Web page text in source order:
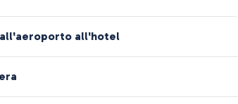
all'hotel